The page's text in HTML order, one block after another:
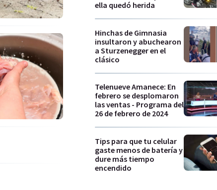
ella quedó herida
Hinchas de Gimnasia
insultaron y abuchearon
a Sturzenegger en el
clásico
Telenueve Amanece: En
febrero se desplomaron
las ventas - Programa del
26 de febrero de 2024
Tips para que tu celular
gaste menos de batería y
dure más tiempo
encendido